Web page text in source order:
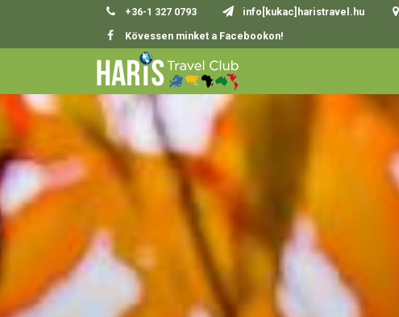
+36-1 327 0793 info[kukac]haristravel.hu
Kövessen minket a Facebookon!